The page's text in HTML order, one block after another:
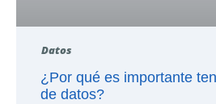
Datos
¿Por qué es importante
de datos?